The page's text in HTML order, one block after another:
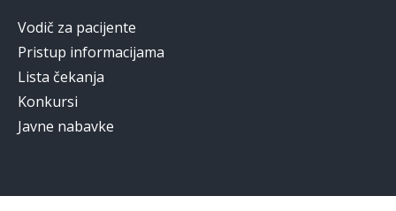
Vodič za pacijente
Pristup informacijama
Lista čekanja
Konkursi
Javne nabavke